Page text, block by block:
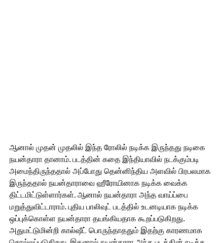
ஆனால் முதன் முதலில் இந்த ரோலில் நடிக்க இருந்தது நடிகை
நயன்தாரா தானாம். படத்தின் கதை இந்தியாவில் நடக்கும்படி
அமைந்திருந்ததால் அப்போது தென்னிந்திய அளவில் பிரபலமாக
இருந்ததால் நயன்தாராவை ஹீரோயினாக நடிக்க வைக்க
திட்டமிட்டுள்ளார்கள். ஆனால் நயன்தாரா அந்த வாய்ப்பை
மறுத்துவிட்டாராம். புதிய பாலிவுட் படத்தில் உடனடியாக நடிக்க
ஒப்புக்கொள்ள நயன்தாரா தயங்கியதாக கூறப்படுகிறது.
அதுமட்டுமின்றி கால்ஷீட் பொருந்தாததும் இதற்கு காரணமாக